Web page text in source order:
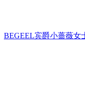
BEGEEL宾爵小蔷薇女